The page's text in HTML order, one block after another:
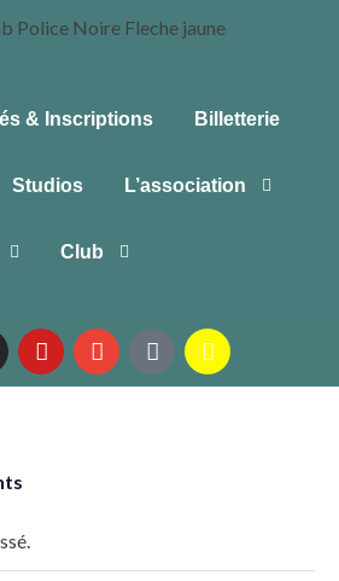
& Inscriptions Billetterie
Studios L’association
Club